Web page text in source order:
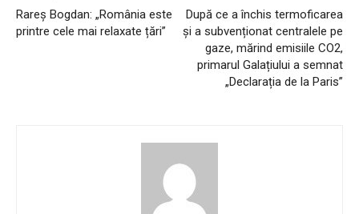
Rareș Bogdan: „România este
printre cele mai relaxate țări”
După ce a închis termoficarea
și a subvenționat centralele pe
gaze, mărind emisiile CO2,
primarul Galațiului a semnat
„Declarația de la Paris”